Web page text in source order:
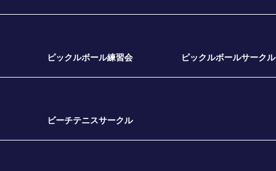
ピックルボール練習会 ピックルボールサークル
ビーチテニスサークル